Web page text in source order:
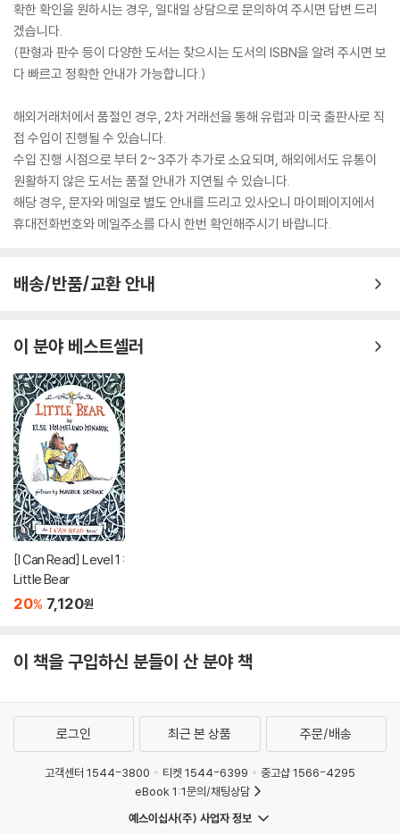
확한 확인을 원하시는 경우, 일대일 상담으로 문의하여 주시면 답변 드리
겠습니다.
(판형과 판수 등이 다양한 도서는 찾으시는 도서의 ISBN을 알려 주시면 보
다 빠르고 정확한 안내가 가능합니다.)
해외거래처에서 품절인 경우, 2차 거래선을 통해 유럽과 미국 출판사로 직
접 수입이 진행될 수 있습니다.
수입 진행 시점으로 부터 2~3주가 추가로 소요되며, 해외에서도 유통이
원활하지 않은 도서는 품절 안내가 지연될 수 있습니다.
해당 경우, 문자와 메일로 별도 안내를 드리고 있사오니 마이페이지에서
휴대전화번호와 메일주소를 다시 한번 확인해주시기 바랍니다.
배송/반품/교환 안내
이 분야 베스트셀러
[I Can Read] Level 1 :
Little Bear
20% 7,120원
이 책을 구입하신 분들이 산 분야 책
로그인 최근 본 상품 주문/배송
고객센터 1544-3800 티켓 1544-6399
중고샵 1566-4295
eBook 1:1문의/채팅상담
예스이십사(주) 사업자 정보